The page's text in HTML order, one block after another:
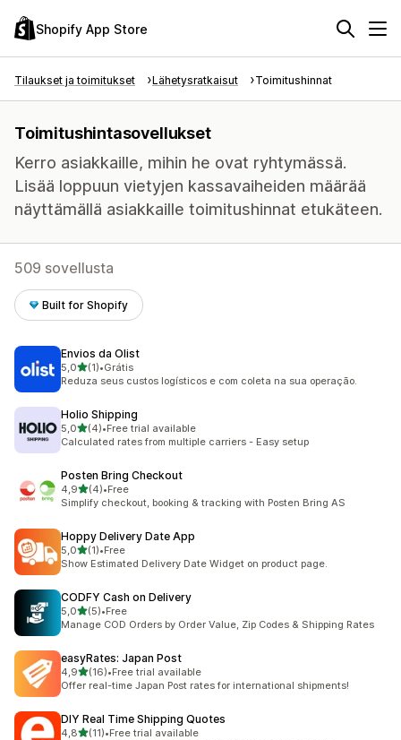
Shopify App Store
Tilaukset ja toimitukset Lähetysratkaisut Toimitushinnat
Toimitushintasovellukset
Kerro asiakkaille, mihin he ovat ryhtymässä.
Lisää loppuun vietyjen kassavaiheiden määrää
näyttämällä asiakkaille toimitushinnat etukäteen.
509 sovellusta
Built for Shopify
Envios da Olist
5,0/ 5 tähteä
(1)
1 arvostelua yhteensä
•Grátis
Reduza seus custos logísticos e com coleta na sua operação.
Holio Shipping
5,0/ 5 tähteä
(4)
4 arvostelua yhteensä
•Free trial available
Calculated rates from multiple carriers - Easy setup
Posten Bring Checkout
4,9/ 5 tähteä
(4)
4 arvostelua yhteensä
•Free
Simplify checkout, booking & tracking with Posten Bring AS
Hoppy Delivery Date App
5,0/ 5 tähteä
(1)
1 arvostelua yhteensä
•Free
Show Estimated Delivery Date Widget on product page.
CODFY Cash on Delivery
5,0/ 5 tähteä
(5)
5 arvostelua yhteensä
•Free
Manage COD Orders by Order Value, Zip Codes & Shipping Rates
easyRates: Japan Post
4,9/ 5 tähteä
(16)
16 arvostelua yhteensä
•Free trial available
Offer real-time Japan Post rates for international shipments!
DIY Real Time Shipping Quotes
4,8/ 5 tähteä
(11)•Free trial available